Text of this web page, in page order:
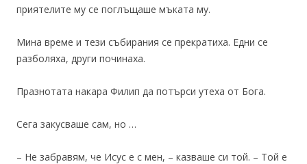
приятелите му се поглъщаше мъката му.
Мина време и тези събирания се прекратиха. Едни се
разболяха, други починаха.
Празнотата накара Филип да потърси утеха от Бога.
Сега закусваше сам, но …
– Не забравям, че Исус е с мен, – казваше си той. – Той е